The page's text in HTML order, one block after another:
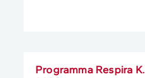
Programma Respira